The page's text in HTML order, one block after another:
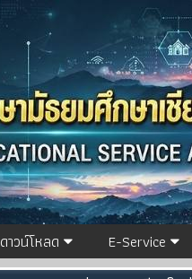
ดาวน์โหลด E-Service